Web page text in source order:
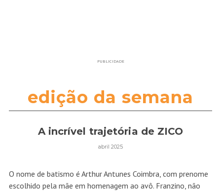
PUBLICIDADE
edição da semana
A incrível trajetória de ZICO
abril 2025
O nome de batismo é Arthur Antunes Coimbra, com prenome
escolhido pela mãe em homenagem ao avô. Franzino, não